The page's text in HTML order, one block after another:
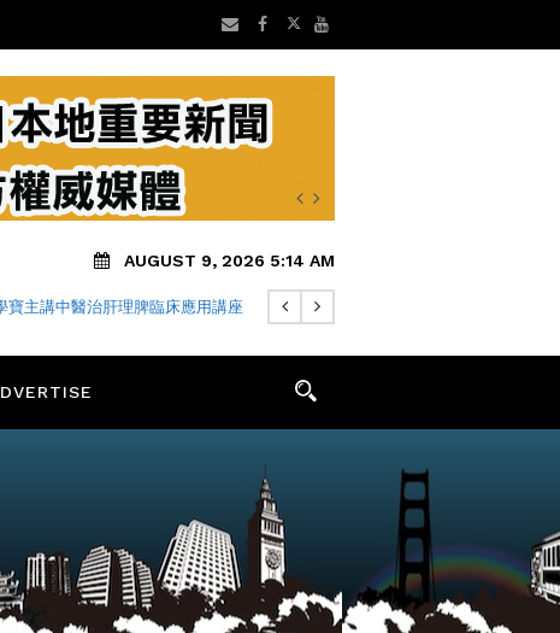
AUGUST 9, 2026 5:14 AM
寶主講中醫治肝理脾臨床應用講座